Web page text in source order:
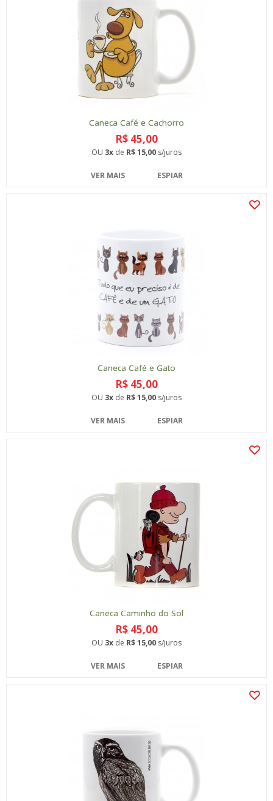
Caneca Café e Cachorro
R$ 45,00
OU 3x de R$ 15,00 s/juros
VER MAIS ESPIAR
Caneca Café e Gato
R$ 45,00
OU 3x de R$ 15,00 s/juros
VER MAIS ESPIAR
Caneca Caminho do Sol
R$ 45,00
OU 3x de R$ 15,00 s/juros
VER MAIS ESPIAR